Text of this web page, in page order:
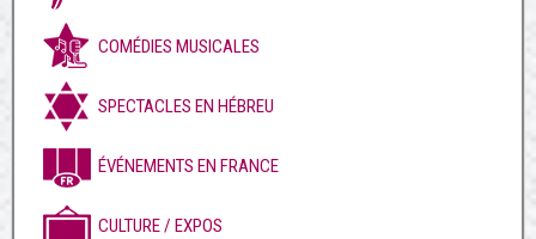
COMÉDIES MUSICALES
SPECTACLES EN HÉBREU
ÉVÉNEMENTS EN FRANCE
CULTURE / EXPOS